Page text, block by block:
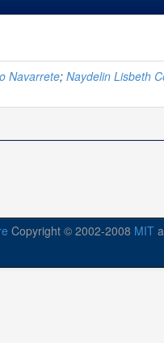
Navarrete; Naydelin Lisbeth
Copyright © 2002-2008 MIT